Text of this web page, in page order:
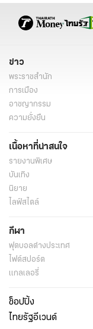
ข่าว
พระราชสำนัก
การเมือง
อาชญากรรม
ความยั่งยืน
เนื้อหาที่น่าสนใจ
รายงานพิเศษ
บันเทิง
นิยาย
ไลฟ์สไตล์
กีฬา
ฟุตบอลต่่างประเทศ
ไฟต์สปอร์ต
แกลเลอรี่
ช็อปปิ้ง
ไทยรัฐอีเวนต์